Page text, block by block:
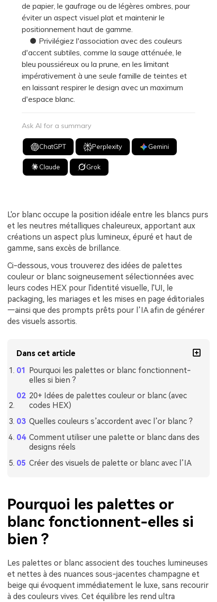
de papier, le gaufrage ou de légères ombres, pour
éviter un aspect visuel plat et maintenir le
positionnement haut de gamme.
● Privilégiez l'association avec des couleurs
d'accent subtiles, comme la sauge atténuée, le
bleu poussiéreux ou la prune, en les limitant
impérativement à une seule famille de teintes et
en laissant respirer le design avec un maximum
d'espace blanc.
Ask AI for a summary
ChatGPT Perplexity Gemini
Claude Grok
L'or blanc occupe la position idéale entre les blancs purs
et les neutres métalliques chaleureux, apportant aux
créations un aspect plus lumineux, épuré et haut de
gamme, sans excès de brillance.
Ci-dessous, vous trouverez des idées de palettes
couleur or blanc soigneusement sélectionnées avec
leurs codes HEX pour l'identité visuelle, l'UI, le
packaging, les mariages et les mises en page éditoriales
—ainsi que des prompts prêts pour l’IA afin de générer
des visuels assortis.
Dans cet article
Pourquoi les palettes or blanc fonctionnent-
elles si bien ?
20+ Idées de palettes couleur or blanc (avec
codes HEX)
Quelles couleurs s’accordent avec l’or blanc ?
Comment utiliser une palette or blanc dans des
designs réels
Créer des visuels de palette or blanc avec l’IA
Pourquoi les palettes or
blanc fonctionnent-elles si
bien ?
Les palettes or blanc associent des touches lumineuses
et nettes à des nuances sous-jacentes champagne et
beige qui évoquent immédiatement le luxe, sans recourir
à des couleurs vives. Cet équilibre les rend ultra